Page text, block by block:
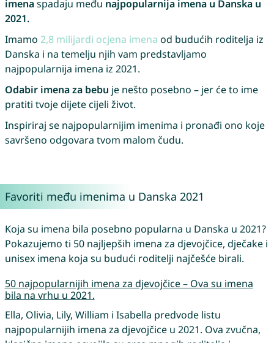
imenaspadaju među najpopularnija imena u Danska u
2021.
Imamo 2,8 milijardi ocjena imena od budućih roditelja iz
Danska i na temelju njih vam predstavljamo
najpopularnija imena iz 2021.
Odabir imena za bebu je nešto posebno – jer će to ime
pratiti tvoje dijete cijeli život.
Inspiriraj se najpopularnijim imenima i pronađi ono koje
savršeno odgovara tvom malom čudu.
Favoriti među imenima u Danska 2021
Koja su imena bila posebno popularna u Danska u 2021?
Pokazujemo ti 50 najljepših imena za djevojčice, dječake i
unisex imena koja su budući roditelji najčešće birali.
50 najpopularnijih imena za djevojčice – Ova su imena
bila na vrhu u 2021.
Ella, Olivia, Lily, William i Isabella predvode listu
najpopularnijih imena za djevojčice u 2021. Ova zvučna,